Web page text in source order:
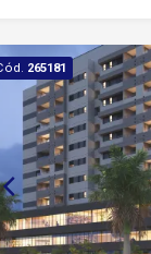
fácil acesso ao
diversos
essenciais em
265181